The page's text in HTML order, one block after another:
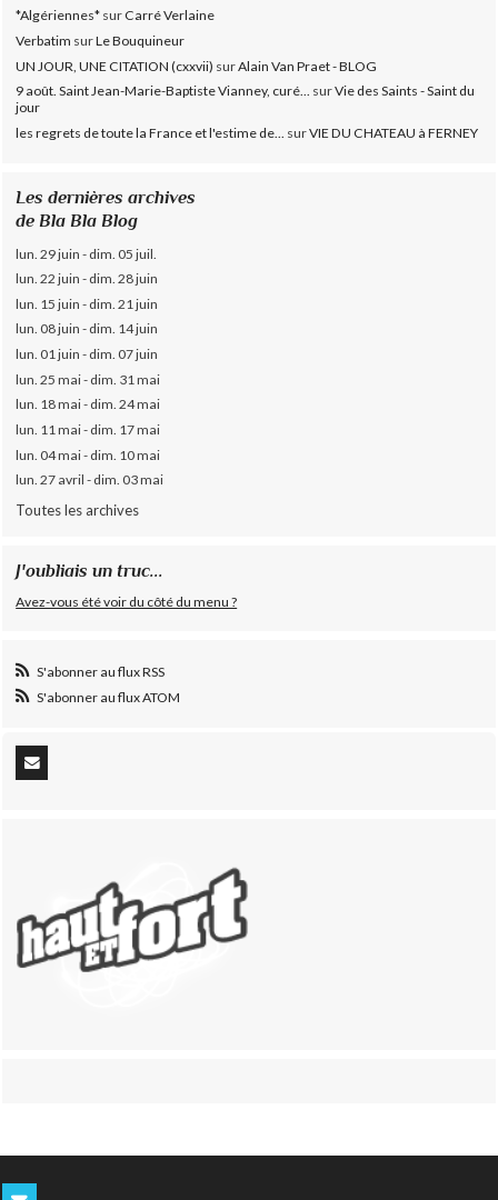
*Algériennes* surCarré Verlaine
Verbatim surLe Bouquineur
UN JOUR, UNE CITATION (cxxvii) surAlain Van Praet - BLOG
9 août. Saint Jean-Marie-Baptiste Vianney, curé... surVie des Saints - Saint du
jour
les regrets de toute la France et l'estime de...
surVIE DU CHATEAU à FERNEY
Les dernières archives
de Bla Bla Blog
lun. 29 juin - dim. 05 juil.
lun. 22 juin - dim. 28 juin
lun. 15 juin - dim. 21 juin
lun. 08 juin - dim. 14 juin
lun. 01 juin - dim. 07 juin
lun. 25 mai - dim. 31 mai
lun. 18 mai - dim. 24 mai
lun. 11 mai - dim. 17 mai
lun. 04 mai - dim. 10 mai
lun. 27 avril - dim. 03 mai
Toutes les archives
J'oubliais un truc...
Avez-vous été voir du côté du menu ?
S'abonner au flux RSS
S'abonner au flux ATOM